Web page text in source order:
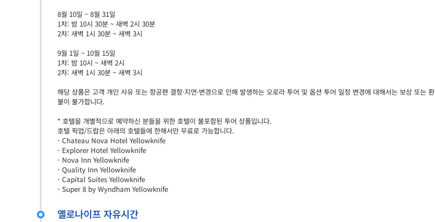
8월 10일 – 8월 31일
1차: 밤 10시 30분 ~ 새벽 2시 30분
2차: 새벽 1시 30분 ~ 새벽 3시
9월 1일 ~ 10월 15일
1차: 밤 10시 ~ 새벽 2시
2차: 새벽 1시 30분 ~ 새벽 3시
해당 상품은 고객 개인 사유 또는 항공편 결항·지연·변경으로 인해 발생하는 오로라 투어 및 옵션 투어 일정 변경에 대해서는 보상 또는 환
불이 불가합니다.
* 호텔을 개별적으로 예약하신 분들을 위한 호텔이 불포함된 투어 상품입니다.
호텔 픽업/드랍은 아래의 호텔들에 한해서만 무료로 가능합니다.
- Chateau Nova Hotel Yellowknife
- Explorer Hotel Yellowknife
- Nova Inn Yellowknife
- Quality Inn Yellowknife
- Capital Suites Yellowknife
- Super 8 by Wyndham Yellowknife
옐로나이프 자유시간